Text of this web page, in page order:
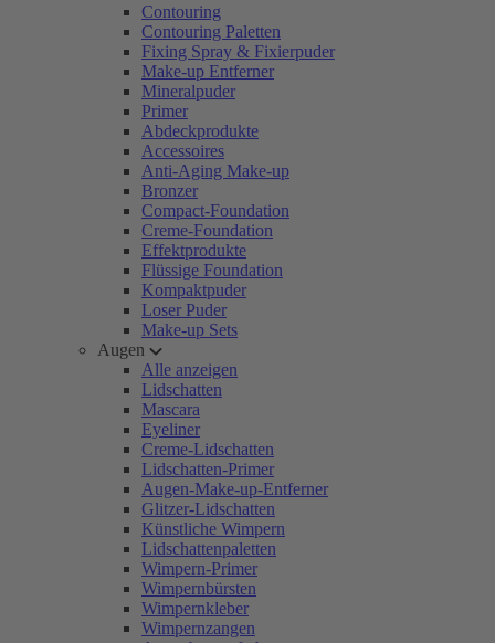
Contouring
Contouring Paletten
Fixing Spray & Fixierpuder
Make-up Entferner
Mineralpuder
Primer
Abdeckprodukte
Accessoires
Anti-Aging Make-up
Bronzer
Compact-Foundation
Creme-Foundation
Effektprodukte
Flüssige Foundation
Kompaktpuder
Loser Puder
Make-up Sets
Augen
Alle anzeigen
Lidschatten
Mascara
Eyeliner
Creme-Lidschatten
Lidschatten-Primer
Augen-Make-up-Entferner
Glitzer-Lidschatten
Künstliche Wimpern
Lidschattenpaletten
Wimpern-Primer
Wimpernbürsten
Wimpernkleber
Wimpernzangen